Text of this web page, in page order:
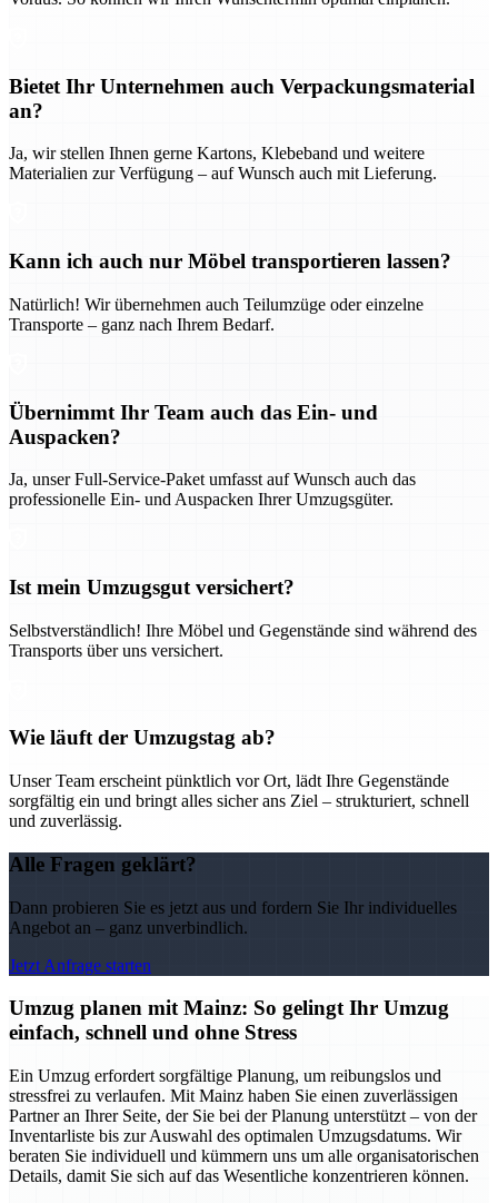
Bietet Ihr Unternehmen auch Verpackungsmaterial
an?
Ja, wir stellen Ihnen gerne Kartons, Klebeband und weitere
Materialien zur Verfügung – auf Wunsch auch mit Lieferung.
Kann ich auch nur Möbel transportieren lassen?
Natürlich! Wir übernehmen auch Teilumzüge oder einzelne
Transporte – ganz nach Ihrem Bedarf.
Übernimmt Ihr Team auch das Ein- und
Auspacken?
Ja, unser Full-Service-Paket umfasst auf Wunsch auch das
professionelle Ein- und Auspacken Ihrer Umzugsgüter.
Ist mein Umzugsgut versichert?
Selbstverständlich! Ihre Möbel und Gegenstände sind während des
Transports über uns versichert.
Wie läuft der Umzugstag ab?
Unser Team erscheint pünktlich vor Ort, lädt Ihre Gegenstände
sorgfältig ein und bringt alles sicher ans Ziel – strukturiert, schnell
und zuverlässig.
Alle Fragen geklärt?
Dann probieren Sie es jetzt aus und fordern Sie Ihr individuelles
Angebot an – ganz unverbindlich.
Jetzt Anfrage starten
Umzug planen mit Mainz: So gelingt Ihr Umzug
einfach, schnell und ohne Stress
Ein Umzug erfordert sorgfältige Planung, um reibungslos und
stressfrei zu verlaufen. Mit Mainz haben Sie einen zuverlässigen
Partner an Ihrer Seite, der Sie bei der Planung unterstützt – von der
Inventarliste bis zur Auswahl des optimalen Umzugsdatums. Wir
beraten Sie individuell und kümmern uns um alle organisatorischen
Details, damit Sie sich auf das Wesentliche konzentrieren können.